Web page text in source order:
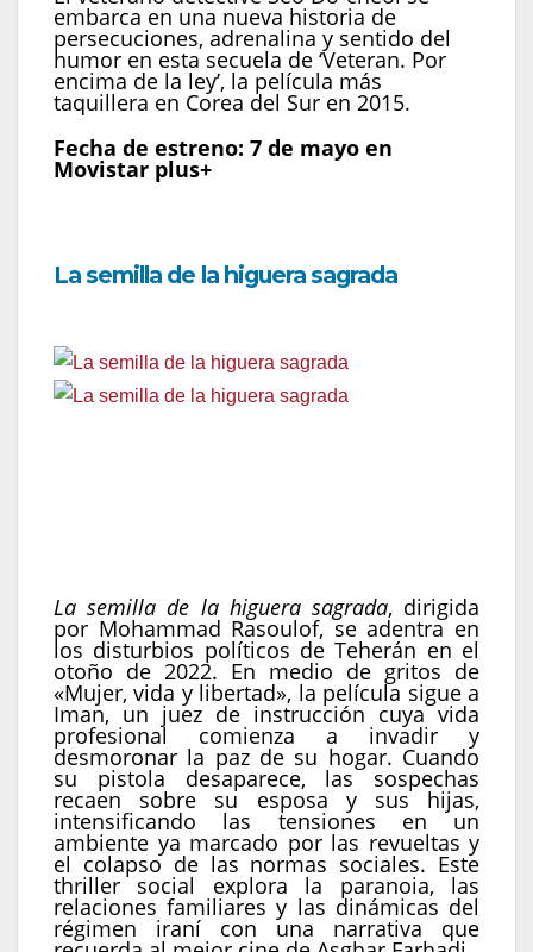
embarca en una nueva historia de
persecuciones, adrenalina y sentido del
humor en esta secuela de ‘Veteran. Por
encima de la ley’, la película más
taquillera en Corea del Sur en 2015.
Fecha de estreno: 7 de mayo en
Movistar plus+
La semilla de la higuera sagrada
La semilla de la higuera sagrada, dirigida
por Mohammad Rasoulof, se adentra en
los disturbios políticos de Teherán en el
otoño de 2022. En medio de gritos de
«Mujer, vida y libertad», la película sigue a
Iman, un juez de instrucción cuya vida
profesional comienza a invadir y
desmoronar la paz de su hogar. Cuando
su pistola desaparece, las sospechas
recaen sobre su esposa y sus hijas,
intensificando las tensiones en un
ambiente ya marcado por las revueltas y
el colapso de las normas sociales. Este
thriller social explora la paranoia, las
relaciones familiares y las dinámicas del
régimen iraní con una narrativa que